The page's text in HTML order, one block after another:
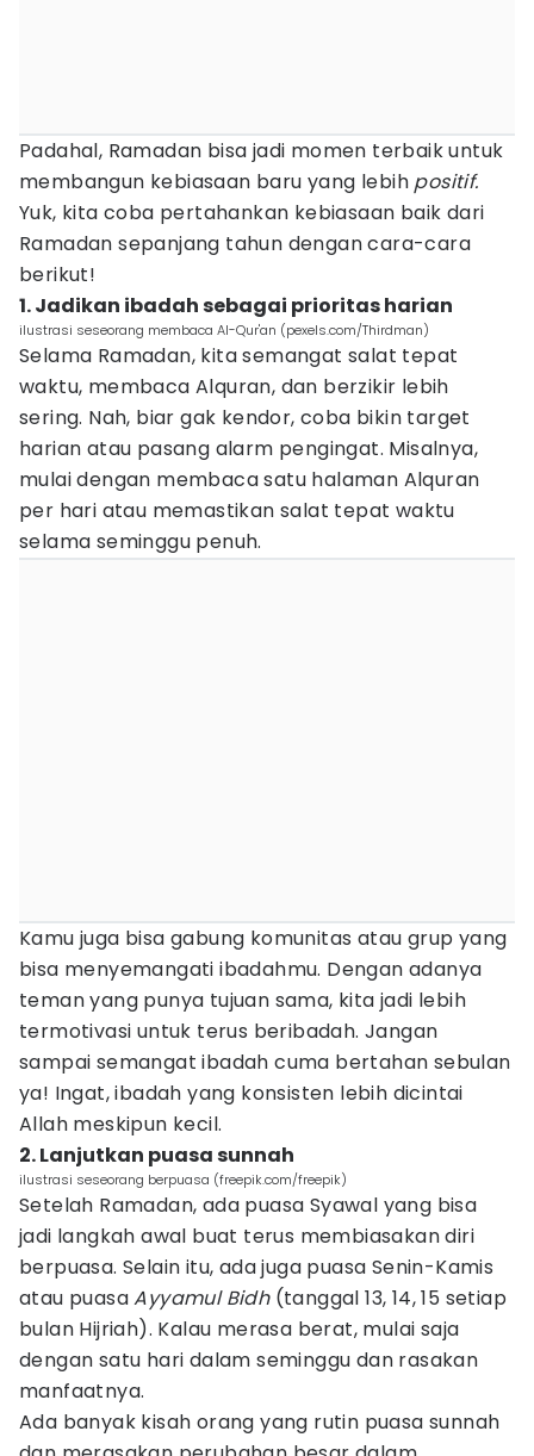
Padahal, Ramadan bisa jadi momen terbaik untuk
membangun kebiasaan baru yang lebih positif.
Yuk, kita coba pertahankan kebiasaan baik dari
Ramadan sepanjang tahun dengan cara-cara
berikut!
1. Jadikan ibadah sebagai prioritas harian
ilustrasi seseorang membaca Al-Qur'an (pexels.com/Thirdman)
Selama Ramadan, kita semangat salat tepat
waktu, membaca Alquran, dan berzikir lebih
sering. Nah, biar gak kendor, coba bikin target
harian atau pasang alarm pengingat. Misalnya,
mulai dengan membaca satu halaman Alquran
per hari atau memastikan salat tepat waktu
selama seminggu penuh.
Kamu juga bisa gabung komunitas atau grup yang
bisa menyemangati ibadahmu. Dengan adanya
teman yang punya tujuan sama, kita jadi lebih
termotivasi untuk terus beribadah. Jangan
sampai semangat ibadah cuma bertahan sebulan
ya! Ingat, ibadah yang konsisten lebih dicintai
Allah meskipun kecil.
2. Lanjutkan puasa sunnah
ilustrasi seseorang berpuasa (freepik.com/freepik)
Setelah Ramadan, ada puasa Syawal yang bisa
jadi langkah awal buat terus membiasakan diri
berpuasa. Selain itu, ada juga puasa Senin-Kamis
atau puasaAyyamul Bidh(tanggal 13, 14, 15 setiap
bulan Hijriah). Kalau merasa berat, mulai saja
dengan satu hari dalam seminggu dan rasakan
manfaatnya.
Ada banyak kisah orang yang rutin puasa sunnah